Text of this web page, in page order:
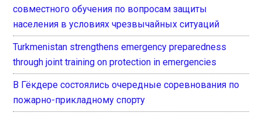
совместного обучения по вопросам защиты
населения в условиях чрезвычайных ситуаций
Turkmenistan strengthens emergency preparedness
through joint training on protection in emergencies
В Гёкдере состоялись очередные соревнования по
пожарно-прикладному спорту